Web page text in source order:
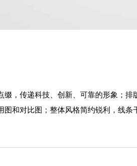
，传递科技、创新、可靠的形象；
和对比图；整体风格简约锐利，线